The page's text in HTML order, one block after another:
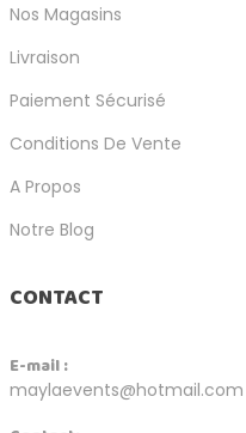
Nos Magasins
Livraison
Paiement Sécurisé
Conditions De Vente
A Propos
Notre Blog
CONTACT
E-mail :
maylaevents@hotmail.com